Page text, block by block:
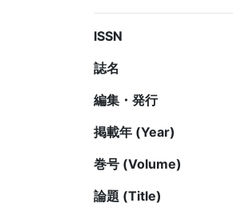
ISSN
誌名
編集・発行
掲載年 (Year)
巻号 (Volume)
論題 (Title)